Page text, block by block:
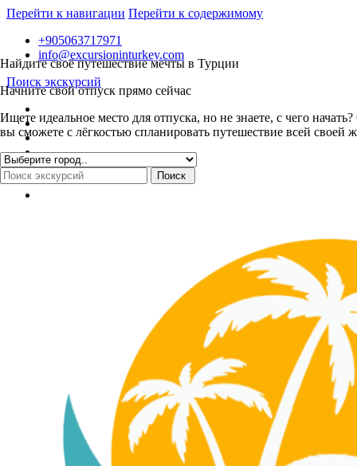
Перейти к навигации Перейти к содержимому
Найдите своё путешествие мечты в Турции
Начните свой отпуск прямо сейчас
Ищете идеальное место для отпуска, но не знаете, с чего
вы сможете с лёгкостью спланировать путешествие всей своей
+905063717971
info@excursioninturkey.com
Поиск экскурсий